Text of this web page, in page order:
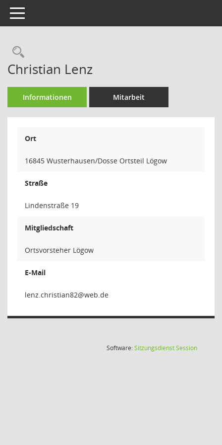
Toggle navigation
Rechercheauswahl
Christian Lenz
Informationen Mitarbeit
Ort
16845 Wusterhausen/Dosse Ortsteil Lögow
Straße
Lindenstraße 19
Mitgliedschaft
Ortsvorsteher Lögow
E-Mail
28naitsi
Software:SitzungsdienstSession(Wird in